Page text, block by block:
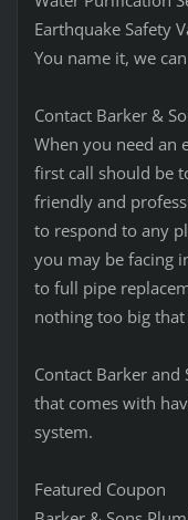
Earthquake Safety
You name it, we
Contact Barker &
When you need an
first call should be
friendly and
to respond to any
you may be facing
to full pipe
nothing too big that
Contact Barker
that comes with
system.
Featured Coupon